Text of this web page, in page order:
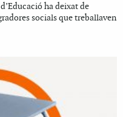
ha deixat de
socials que treballaven